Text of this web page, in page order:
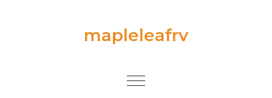
mapleleafrv
Toggle